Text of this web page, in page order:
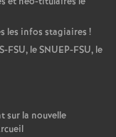
les infos stagiaires !
-FSU, leSNUEP-FSU, le
sur la nouvelle